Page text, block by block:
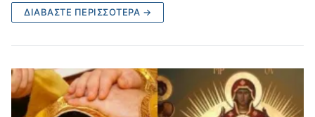
ΔΙΑΒΆΣΤΕ ΠΕΡΙΣΣΌΤΕΡΑ →